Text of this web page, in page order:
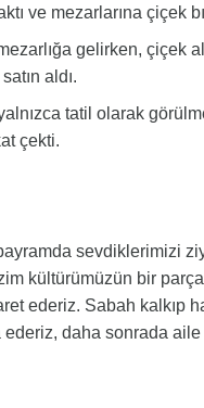
ve mezarlarına çiçek
gelirken, çiçek
aldı.
tatil olarak
çekti.
sevdiklerimizi
kültürümüzün bir
ederiz. Sabah kalkıp
ederiz, daha sonrada